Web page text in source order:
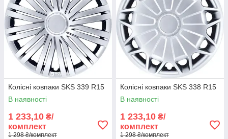
Колісні ковпаки SKS 339 R15
В наявності
1 233,10 ₴/
комплект
1 298 ₴/комплект
Колісні ковпаки SKS 338 R15
В наявності
1 233,10 ₴/
комплект
1 298 ₴/комплект